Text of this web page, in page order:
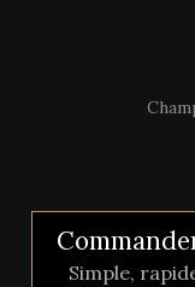
Simple,